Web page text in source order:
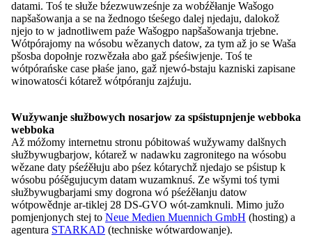
Start
Wó nas
Pśeglěd: Wó nas
Chronika
Pśedsedaŕstwo
Cłonkojstwo a wustawki
Fonds Salowskego
Serbska
Přednoški
Sekcije a komisije
Pśeglěd: Sekcije a komisije
Sekcija stawizny
Sekcija literatura, wuměłstwo a wukraj
Sekcija ludowěda a muzejownistwo
Sekcija muzika
Dolnoserbska rěcna komisija
datami. Toś te słuže bźezwuwześnje za wobźěłanje Wašogo
napšašowanja a se na žednogo tśeśego dalej njedaju, dalokož
njejo to w jadnotliwem paźe Wašogpo napšašowanja trjebne.
Wótpórajomy na wósobu wězanych datow, za tym až jo se Waša
pšosba dopołnje rozwězała abo gaž pśeśiwjenje. Toś te
wótpórańske case płaśe jano, gaž njewó-bstaju kazniski zapisane
winowatosći kótarež wótpóranju zajźuju.
Wužywanje słužbowych nosarjow za spśistupnjenje webboka
webboka
Až móžomy internetnu stronu póbitowaś wužywamy dalšnych
słužbywugbarjow, kótarež w nadawku zagronitego na wósobu
wězane daty pśeźěłuju abo pśez kótarychž njedajo se pśistup k
wósobu póśěgujucym datam wuzamknuś. Ze wšymi toś tymi
słužbywugbarjami smy dogrona wó pśeźěłanju datow
wótpowědnje ar-tiklej 28 DS-GVO wót-zamknuli. Mimo južo
pomjenjonych stej to Neue Medien Muennich GmbH (hosting) a
agentura STARKAD (techniske wótwardowanje).